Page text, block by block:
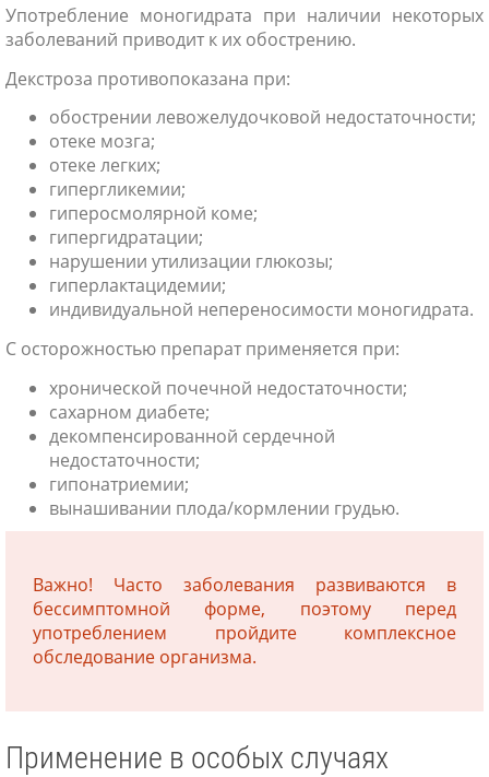
Употребление моногидрата при наличии некоторых
заболеваний приводит к их обострению.
Декстроза противопоказана при:
обострении левожелудочковой недостаточности;
отеке мозга;
отеке легких;
гипергликемии;
гиперосмолярной коме;
гипергидратации;
нарушении утилизации глюкозы;
гиперлактацидемии;
индивидуальной непереносимости моногидрата.
С осторожностью препарат применяется при:
хронической почечной недостаточности;
сахарном диабете;
декомпенсированной сердечной
недостаточности;
гипонатриемии;
вынашивании плода/кормлении грудью.
Важно! Часто заболевания развиваются в
бессимптомной форме, поэтому перед
употреблением пройдите комплексное
обследование организма.
Применение в особых случаях